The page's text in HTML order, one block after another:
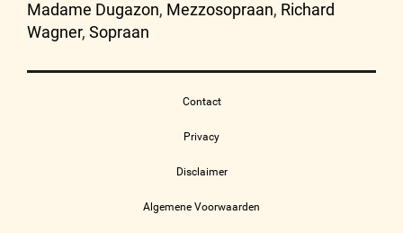
Madame Dugazon, Mezzosopraan, Richard
Wagner, Sopraan
Contact
Privacy
Disclaimer
Algemene Voorwaarden